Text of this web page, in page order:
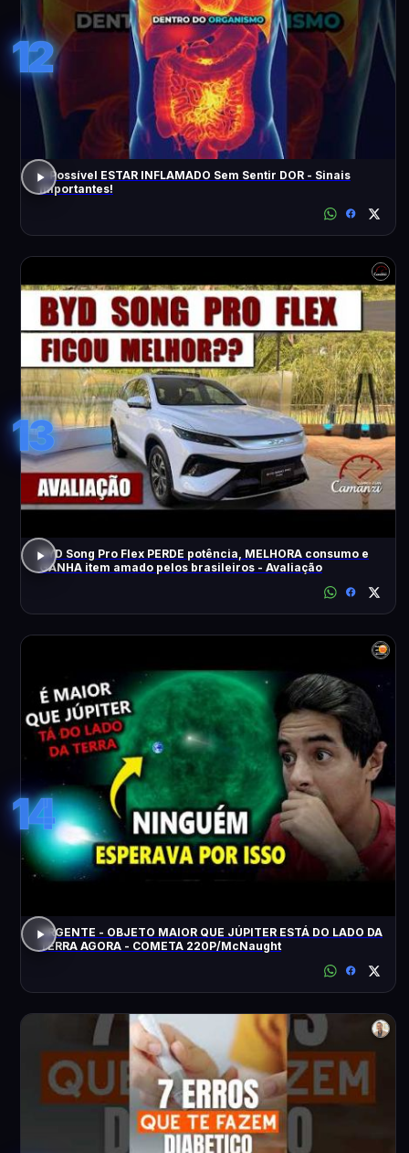
12
É Possível ESTAR INFLAMADO Sem Sentir DOR - Sinais
Importantes!
13
BYD Song Pro Flex PERDE potência, MELHORA consumo e
GANHA item amado pelos brasileiros - Avaliação
14
URGENTE - OBJETO MAIOR QUE JÚPITER ESTÁ DO LADO DA
TERRA AGORA - COMETA 220P/McNaught